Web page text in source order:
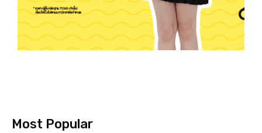
Most Popular